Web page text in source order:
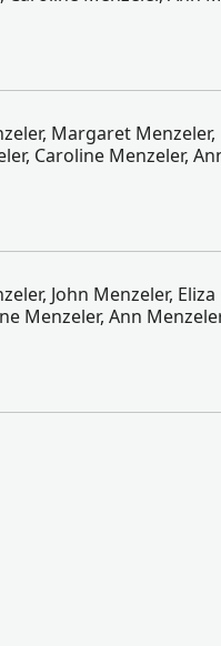
Margaret Menzeler,
Caroline Menzeler,
John Menzeler,
Menzeler, Ann